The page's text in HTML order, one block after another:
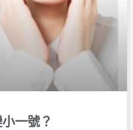
一號？